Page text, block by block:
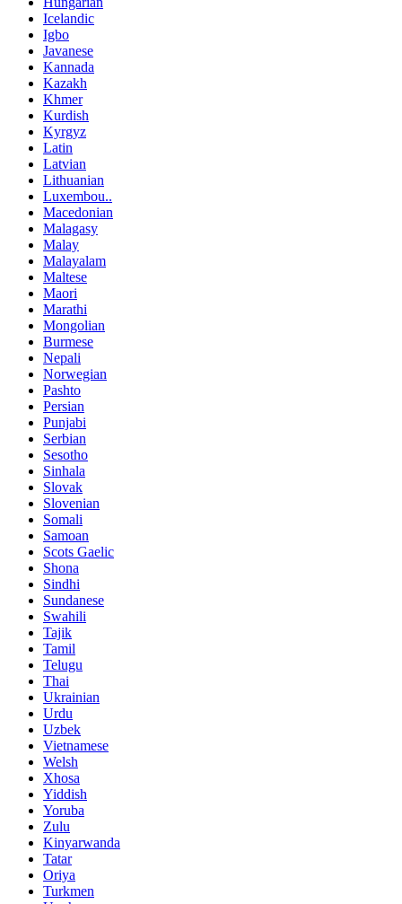
Icelandic
Igbo
Javanese
Kannada
Kazakh
Khmer
Kurdish
Kyrgyz
Latin
Latvian
Lithuanian
Luxembou..
Macedonian
Malagasy
Malay
Malayalam
Maltese
Maori
Marathi
Mongolian
Burmese
Nepali
Norwegian
Pashto
Persian
Punjabi
Serbian
Sesotho
Sinhala
Slovak
Slovenian
Somali
Samoan
Scots Gaelic
Shona
Sindhi
Sundanese
Swahili
Tajik
Tamil
Telugu
Thai
Ukrainian
Urdu
Uzbek
Vietnamese
Welsh
Xhosa
Yiddish
Yoruba
Zulu
Kinyarwanda
Tatar
Oriya
Turkmen